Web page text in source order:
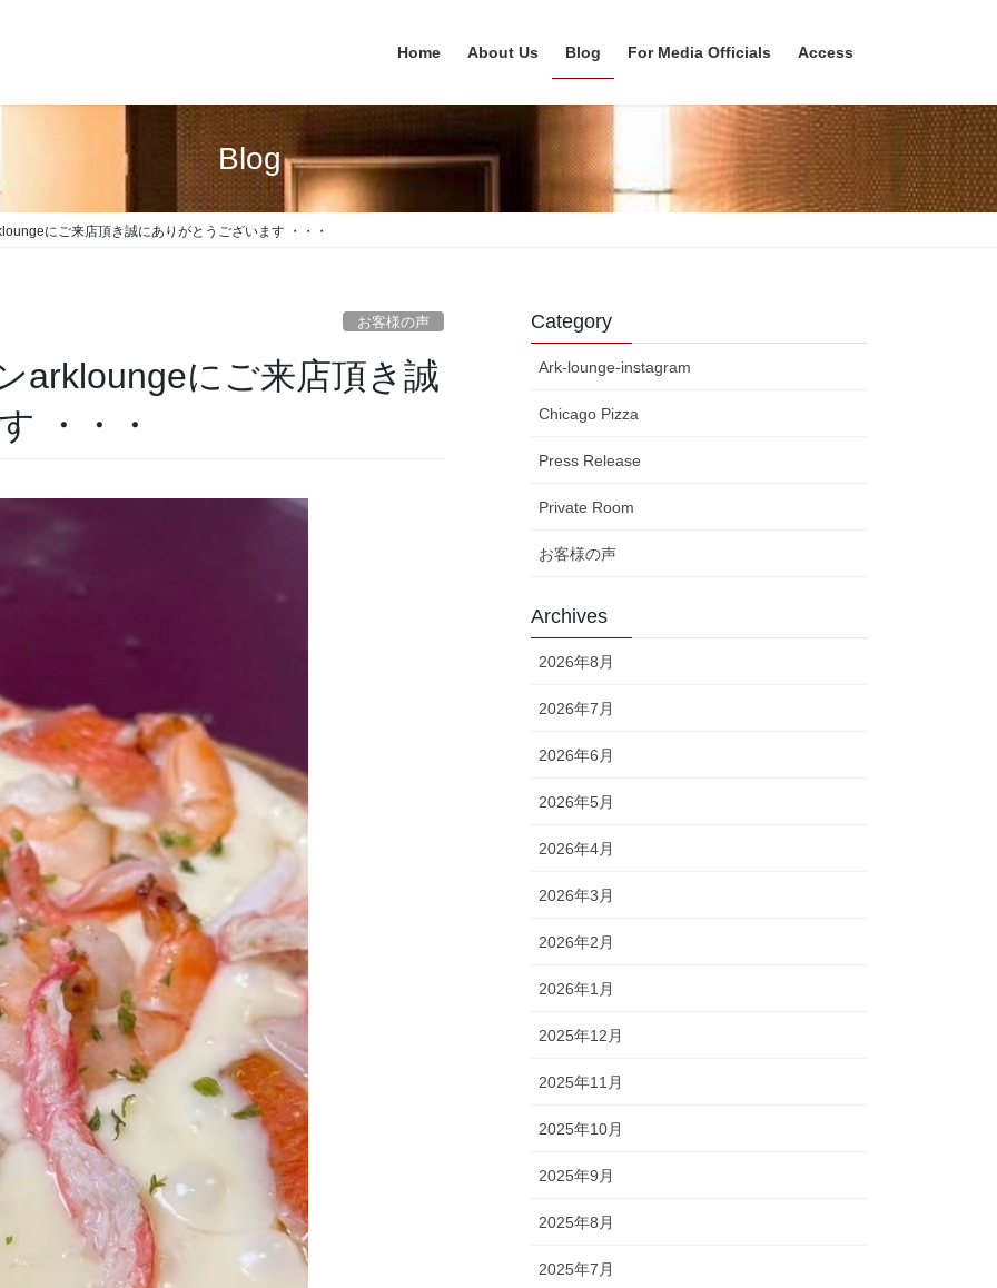
Home About Us Blog For Media Officials Access
Blog
にご来店頂き誠にありがとうございます ・・・
お客様の声
arkloungeにご来店頂き誠
・・・
Category
Ark-lounge-instagram
Chicago Pizza
Press Release
Private Room
お客様の声
Archives
2026年8月
2026年7月
2026年6月
2026年5月
2026年4月
2026年3月
2026年2月
2026年1月
2025年12月
2025年11月
2025年10月
2025年9月
2025年8月
2025年7月